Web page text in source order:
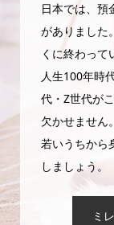
日本では、預
がありました
くに終わって
人生100年時
代・Z世代が
欠かせません。
若いうちから
しましょう。
ミ